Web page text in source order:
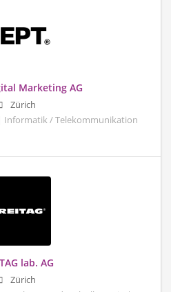
Marketing AG
Zürich
Informatik / Telekommunikation
lab. AG
Zürich